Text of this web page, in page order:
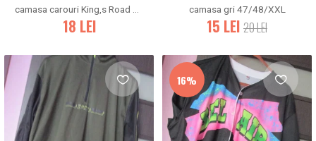
18 LEI
camasa gri 47/48/XXL
15 LEI 20LEI
16%